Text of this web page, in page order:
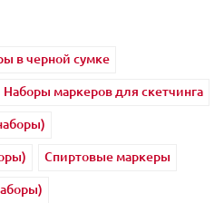
в черной сумке
Наборы маркеров для скетчинга
Спиртовые маркеры